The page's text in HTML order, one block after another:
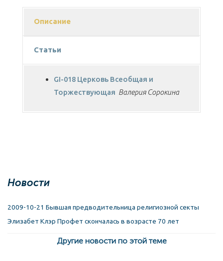
Описание
Статьи
GI-018 Церковь Всеобщая и
Торжествующая Валерия Сорокина
Новости
2009-10-21 Бывшая предводительница религиозной секты
Элизабет Клэр Профет скончалась в возрасте 70 лет
Другие новости по этой теме